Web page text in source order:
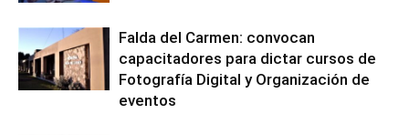
Falda del Carmen: convocan
capacitadores para dictar cursos de
Fotografía Digital y Organización de
eventos